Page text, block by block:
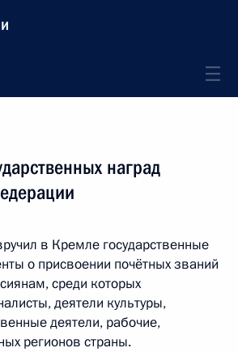
наград
в Кремле государственные
о присвоении почётных званий
среди которых
деятели культуры,
деятели, рабочие,
регионов страны.